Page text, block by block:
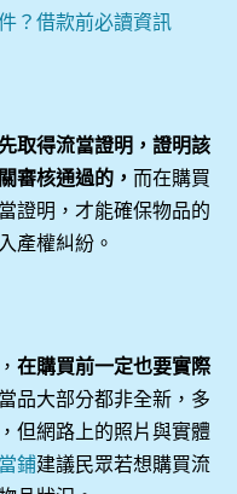
？借款前必讀資訊
取得流當證明，證明該
審核通過的， 而在購買
證明，才能確保物品的
產權糾紛。
在購買前一定也要實際
品大部分都非全新，多
但網路上的照片與實體
鋪建議民眾若想購買流